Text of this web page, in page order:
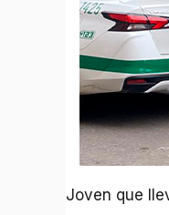
Joven que